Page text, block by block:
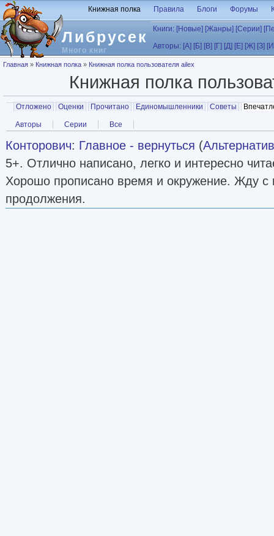
Перейти к основному содержанию
Либрусек
Много книг
Книжная полка Правила Блоги Форумы
Книги: [Новые] [Жанры] [Серии]
Авторы: [А] [Б] [В] [Г] [Д] [Е] [Ж] [З]
Вы здесь
Главная » Книжная полка » Книжная полка пользователя ailex
Книжная полка
Главные вкладки
Отложено Оценки Прочитано Единомышленники Советы
Вторичные вкладки
Авторы Серии Все
Конторович: Главное - вернуться (
5+. Отлично написано, легко и интересно
Хорошо прописано время и окружение. Жду с
продолжения.